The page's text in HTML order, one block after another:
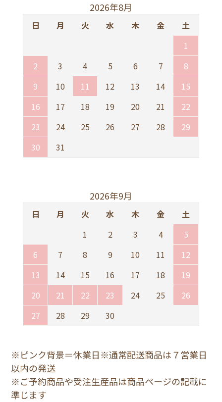
2026年8月
日 月 火 水 木 金
土
1
2
3 4 5 6 7
8
9
10 11 12 13 14
15
16
17 18 19 20 21
22
23
24 25 26 27 28
29
30
31
2026年9月
日 月 火 水 木 金
土
1
2 3 4
5
6
7 8 9 10 11
12
13
14 15 16 17 18
19
20
21 22 23 24 25
26
27
28 29 30
※ピンク背景＝休業日※通常配送商品は７営業日
以内の発送
※ご予約商品や受注生産品は商品ページの記載に
準じます